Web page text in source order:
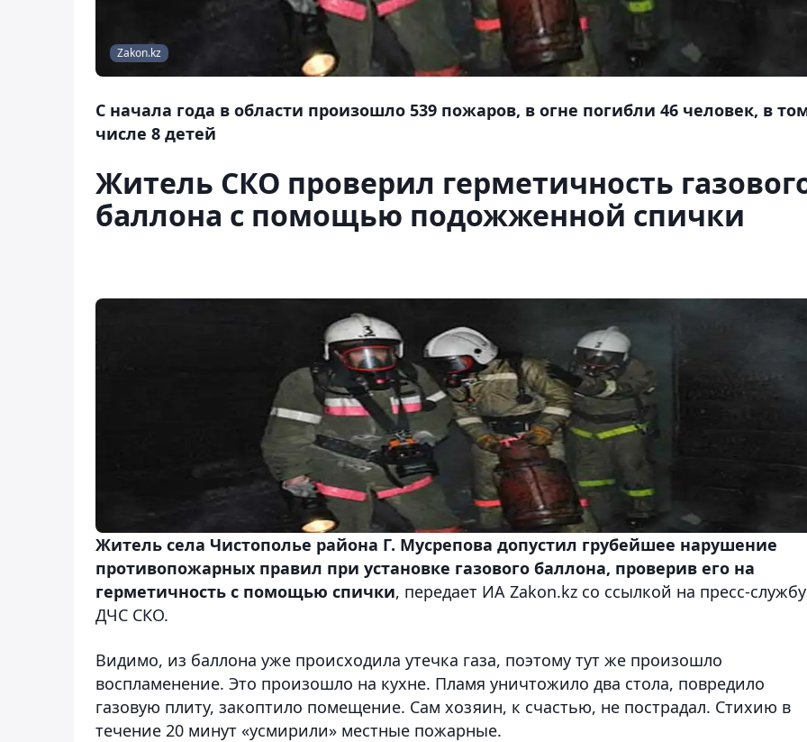
Zakon.kz
С начала года в области произошло 539 пожаров, в огне погибли 46 человек, в
числе 8 детей
Житель СКО проверил герметичность
баллона с помощью подожженной спички
Житель села Чистополье района Г. Мусрепова допустил грубейшее нарушение
противопожарных правил при установке газового баллона, проверив его на
герметичность с помощью спички, передает ИА Zakon.kz со ссылкой на пресс-службу
ДЧС СКО.
Видимо, из баллона уже происходила утечка газа, поэтому тут же произошло
воспламенение. Это произошло на кухне. Пламя уничтожило два стола, повредило
газовую плиту, закоптило помещение. Сам хозяин, к счастью, не пострадал. Стихию в
течение 20 минут «усмирили» местные пожарные.